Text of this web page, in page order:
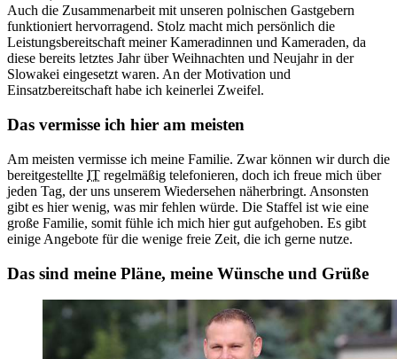
Auch die Zusammenarbeit mit unseren polnischen Gastgebern
funktioniert hervorragend. Stolz macht mich persönlich die
Leistungsbereitschaft meiner Kameradinnen und Kameraden, da
diese bereits letztes Jahr über Weihnachten und Neujahr in der
Slowakei eingesetzt waren. An der Motivation und
Einsatzbereitschaft habe ich keinerlei Zweifel.
Das vermisse ich hier am meisten
Am meisten vermisse ich meine Familie. Zwar können wir durch die
bereitgestellte IT regelmäßig telefonieren, doch ich freue mich über
jeden Tag, der uns unserem Wiedersehen näherbringt. Ansonsten
gibt es hier wenig, was mir fehlen würde. Die Staffel ist wie eine
große Familie, somit fühle ich mich hier gut aufgehoben. Es gibt
einige Angebote für die wenige freie Zeit, die ich gerne nutze.
Das sind meine Pläne, meine Wünsche und Grüße